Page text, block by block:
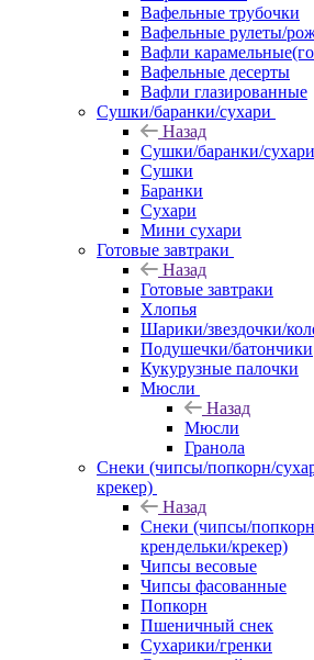
Вафельные трубочки
Вафельные рулеты/
Вафли
Вафельные десерты
Вафли глазированные
Сушки/баранки/сухари
Назад
Сушки/баранки/сухари
Сушки
Баранки
Сухари
Мини сухари
Готовые завтраки
Назад
Готовые завтраки
Хлопья
Шарики/звездочки/
Подушечки/батончики
Кукурузные палочки
Мюсли
Назад
Мюсли
Гранола
Снеки (чипсы/попкорн/
крекер)
Назад
Снеки (чипсы/
крендельки/крекер)
Чипсы весовые
Чипсы фасованные
Попкорн
Пшеничный снек
Сухарики/гренки